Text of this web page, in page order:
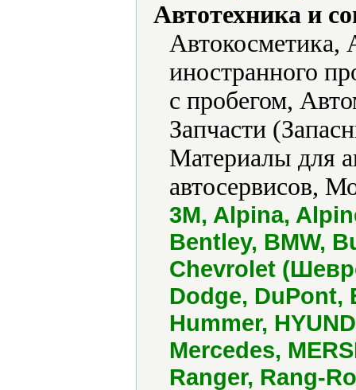
Автотехника и
Автокосметика,
иностранного
с пробегом,
Запчасти
Материалы для
автосервисов,
3M, Alpina,
Bentley, BMW,
Chevrolet
Dodge, DuPont,
Hummer,
Mercedes,
Ranger, Rang-